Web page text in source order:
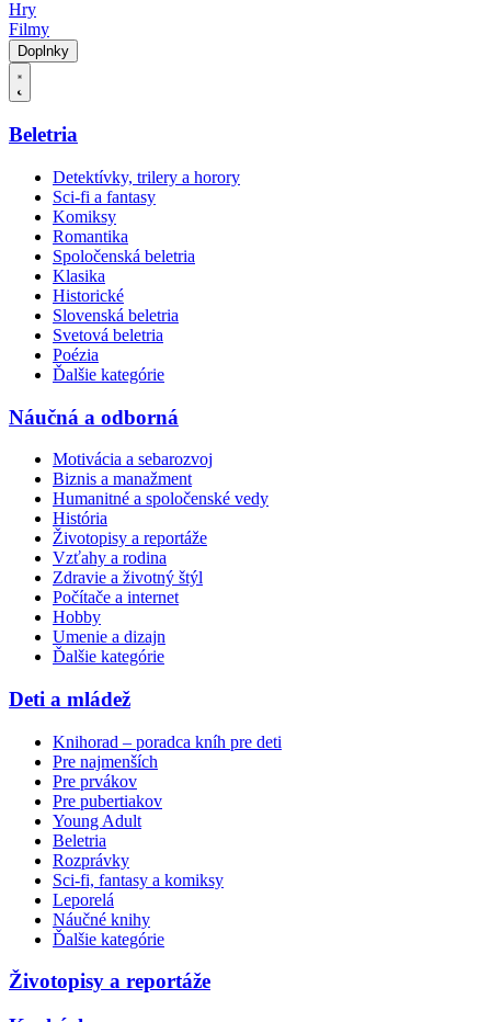
Hry
Filmy
Doplnky
Beletria
Detektívky, trilery a horory
Sci-fi a fantasy
Komiksy
Romantika
Spoločenská beletria
Klasika
Historické
Slovenská beletria
Svetová beletria
Poézia
Ďalšie kategórie
Náučná a odborná
Motivácia a sebarozvoj
Biznis a manažment
Humanitné a spoločenské vedy
História
Životopisy a reportáže
Vzťahy a rodina
Zdravie a životný štýl
Počítače a internet
Hobby
Umenie a dizajn
Ďalšie kategórie
Deti a mládež
Knihorad – poradca kníh pre deti
Pre najmenších
Pre prvákov
Pre pubertiakov
Young Adult
Beletria
Rozprávky
Sci-fi, fantasy a komiksy
Leporelá
Náučné knihy
Ďalšie kategórie
Životopisy a reportáže